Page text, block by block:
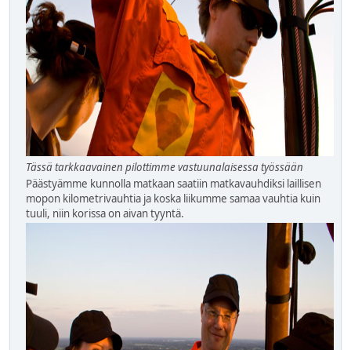
Tässä tarkkaavainen pilottimme vastuunalaisessa työssään
Päästyämme kunnolla matkaan saatiin matkavauhdiksi laillisen
mopon kilometrivauhtia ja koska liikumme samaa vauhtia kuin
tuuli, niin korissa on aivan tyyntä.